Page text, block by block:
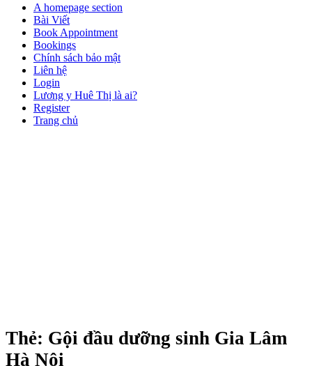
Close
Button
A homepage section
Bài Viết
Book Appointment
Bookings
Chính sách bảo mật
Liên hệ
Login
Lương y Huê Thị là ai?
Register
Trang chủ
Thẻ: Gội đầu dưỡng sinh Gia Lâm
Hà Nội